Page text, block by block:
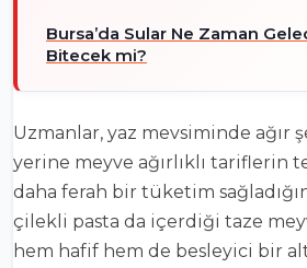
Bursa’da Sular Ne Zaman
Bitecek mi?
Uzmanlar, yaz mevsiminde ağır
yerine meyve ağırlıklı tariflerin
daha ferah bir tüketim
çilekli pasta da içerdiği taze
hem hafif hem de besleyici bir